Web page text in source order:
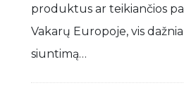
produktus ar teikiančios
Vakarų Europoje, vis
siuntimą…